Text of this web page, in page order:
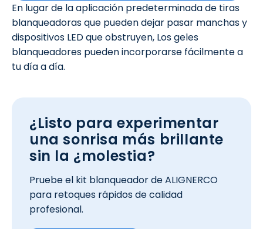
En lugar de la aplicación predeterminada de tiras
blanqueadoras que pueden dejar pasar manchas y
dispositivos LED que obstruyen, Los geles
blanqueadores pueden incorporarse fácilmente a
tu día a día.
¿Listo para experimentar
una sonrisa más brillante
sin la ¿molestia?
Pruebe el kit blanqueador de ALIGNERCO
para retoques rápidos de calidad
profesional.